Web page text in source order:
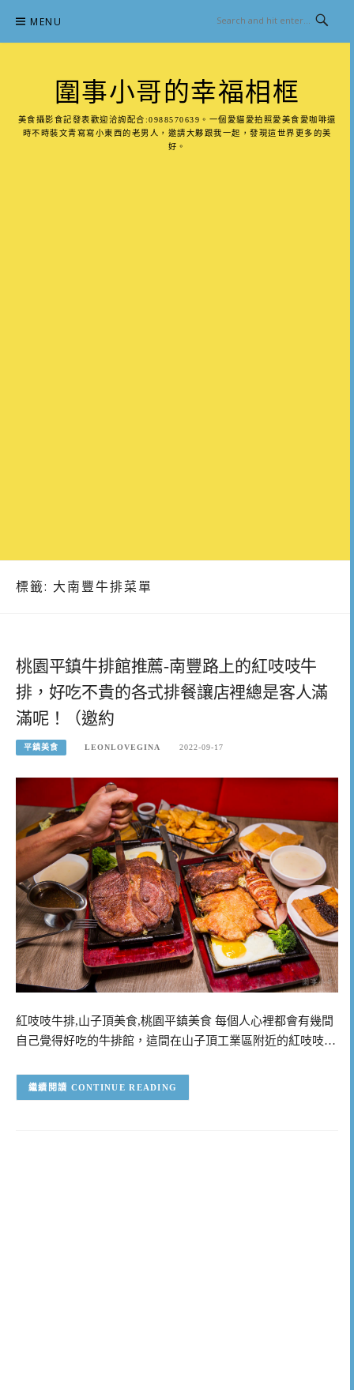
content
MENU
圍事小哥的幸福相框
美食攝影食記發表歡迎洽詢配合:0988570639。一個愛貓愛拍照愛美食愛咖啡還
時不時裝文青寫寫小東西的老男人，邀請大夥跟我一起，發現這世界更多的美
好。
標籤: 大南豐牛排菜單
桃園平鎮牛排館推薦-南豐路上的紅吱吱牛
排，好吃不貴的各式排餐讓店裡總是客人滿
滿呢！（邀約
平鎮美食 LEONLOVEGINA 2022-09-17
紅吱吱牛排,山子頂美食,桃園平鎮美食 每個人心裡都會有幾間
自己覺得好吃的牛排館，這間在山子頂工業區附近的紅吱吱…
CONTINUE READING